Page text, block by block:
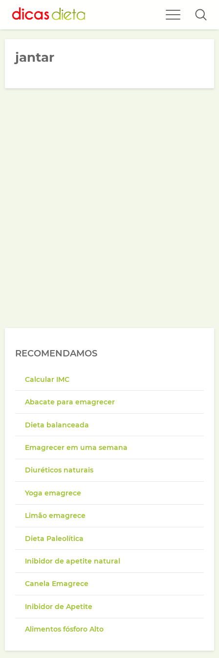
jantar
RECOMENDAMOS
Calcular IMC
Abacate para emagrecer
Dieta balanceada
Emagrecer em uma semana
Diuréticos naturais
Yoga emagrece
Limão emagrece
Dieta Paleolítica
Inibidor de apetite natural
Canela Emagrece
Inibidor de Apetite
Alimentos fósforo Alto